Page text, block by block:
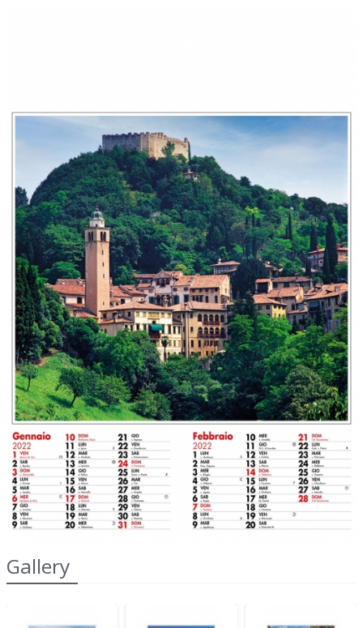
contenuti nel Registro nazionale degli aiuti di
Stato di cui all'art. 52 della L. 234/2012 a cui si
rinvia e consultabili al seguente link:
https://www.rna.gov.it/
Gallery